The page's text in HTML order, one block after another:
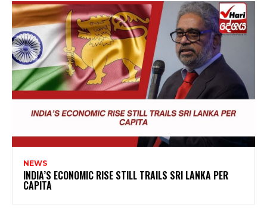
NEWS
INDIA’S ECONOMIC RISE STILL TRAILS SRI LANKA PER
CAPITA